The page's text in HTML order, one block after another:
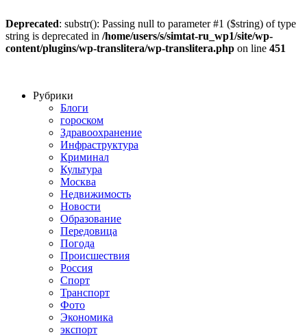
Deprecated: substr(): Passing null to parameter #1 ($string) of type
string is deprecated in /home/users/s/simtat-ru_wp1/site/wp-
content/plugins/wp-translitera/wp-translitera.php on line 451
Рубрики
Блоги
гороском
Здравоохранение
Инфраструктура
Криминал
Культура
Москва
Недвижимость
Новости
Образование
Передовица
Погода
Происшествия
Россия
Спорт
Транспорт
Фото
Экономика
экспорт